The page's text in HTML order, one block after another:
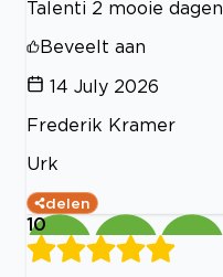
Talenti 2 mooie dagen
Beveelt aan
14 July 2026
Frederik Kramer
Urk
delen
10